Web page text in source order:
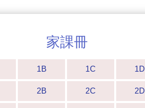
家課冊
1B 1C 1D
2B 2C 2D